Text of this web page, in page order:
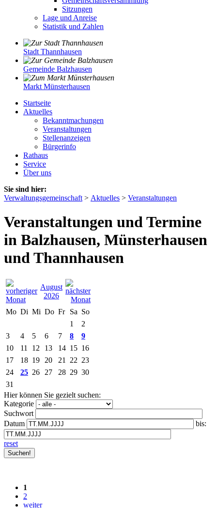
Sitzungen
Lage und Anreise
Statistik und Zahlen
Stadt Thannhausen
Gemeinde Balzhausen
Markt Münsterhausen
Startseite
Aktuelles
Bekanntmachungen
Veranstaltungen
Stellenanzeigen
Bürgerinfo
Rathaus
Service
Über uns
Sie sind hier:
Verwaltungsgemeinschaft > Aktuelles > Veranstaltungen
Veranstaltungen und Termine
in Balzhausen, Münsterhausen
und Thannhausen
August
2026
Mo Di Mi Do Fr Sa So
1
2
3
4 5 6 7 8
9
10
11 12 13 14 15 16
17
18 19 20 21 22 23
24
25 26 27 28 29 30
31
Hier können Sie gezielt suchen:
Kategorie
Suchwort
Datum
bis:
reset
1
2
weiter